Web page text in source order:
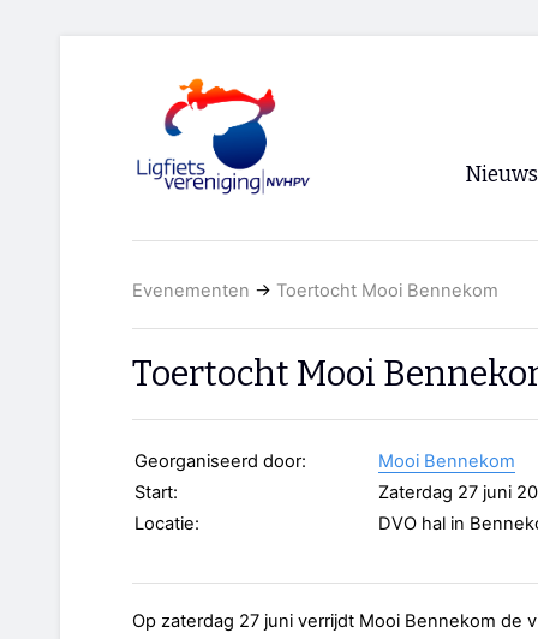
Nieuws
RSS
Evenementen → Toertocht Mooi Bennekom
Toertocht Mooi
Georganiseerd door:
Mooi Bennekom
Start:
Zaterdag 27 juni
Locatie:
DVO hal in
Op zaterdag 27 juni verrijdt Mooi Bennekom de